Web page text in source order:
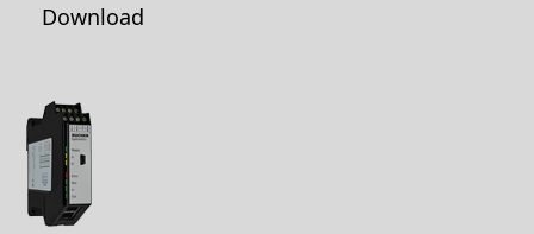
Download